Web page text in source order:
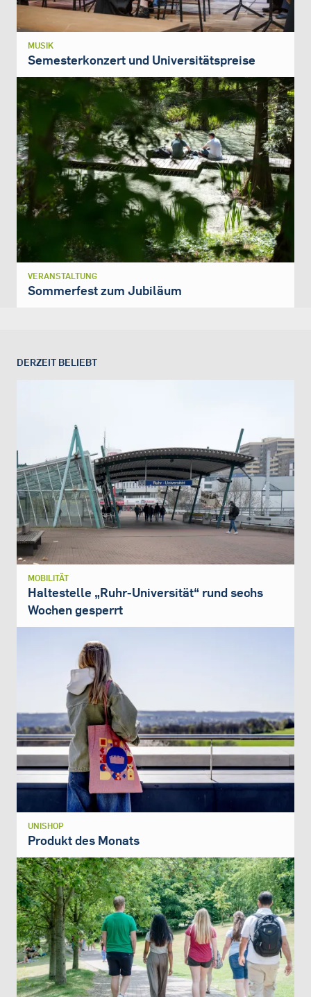
MUSIK
Semesterkonzert und Universitätspreise
VERANSTALTUNG
Sommerfest zum Jubiläum
DERZEIT BELIEBT
MOBILITÄT
Haltestelle „Ruhr-Universität“ rund sechs
Wochen gesperrt
UNISHOP
Produkt des Monats